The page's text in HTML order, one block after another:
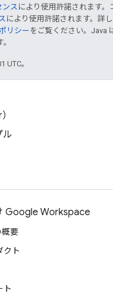
ンス により使用許諾されます。
により使用許諾されます。詳し
リシー をご覧ください。Java
UTC。
ル
Google Workspace
概要
クト
ト